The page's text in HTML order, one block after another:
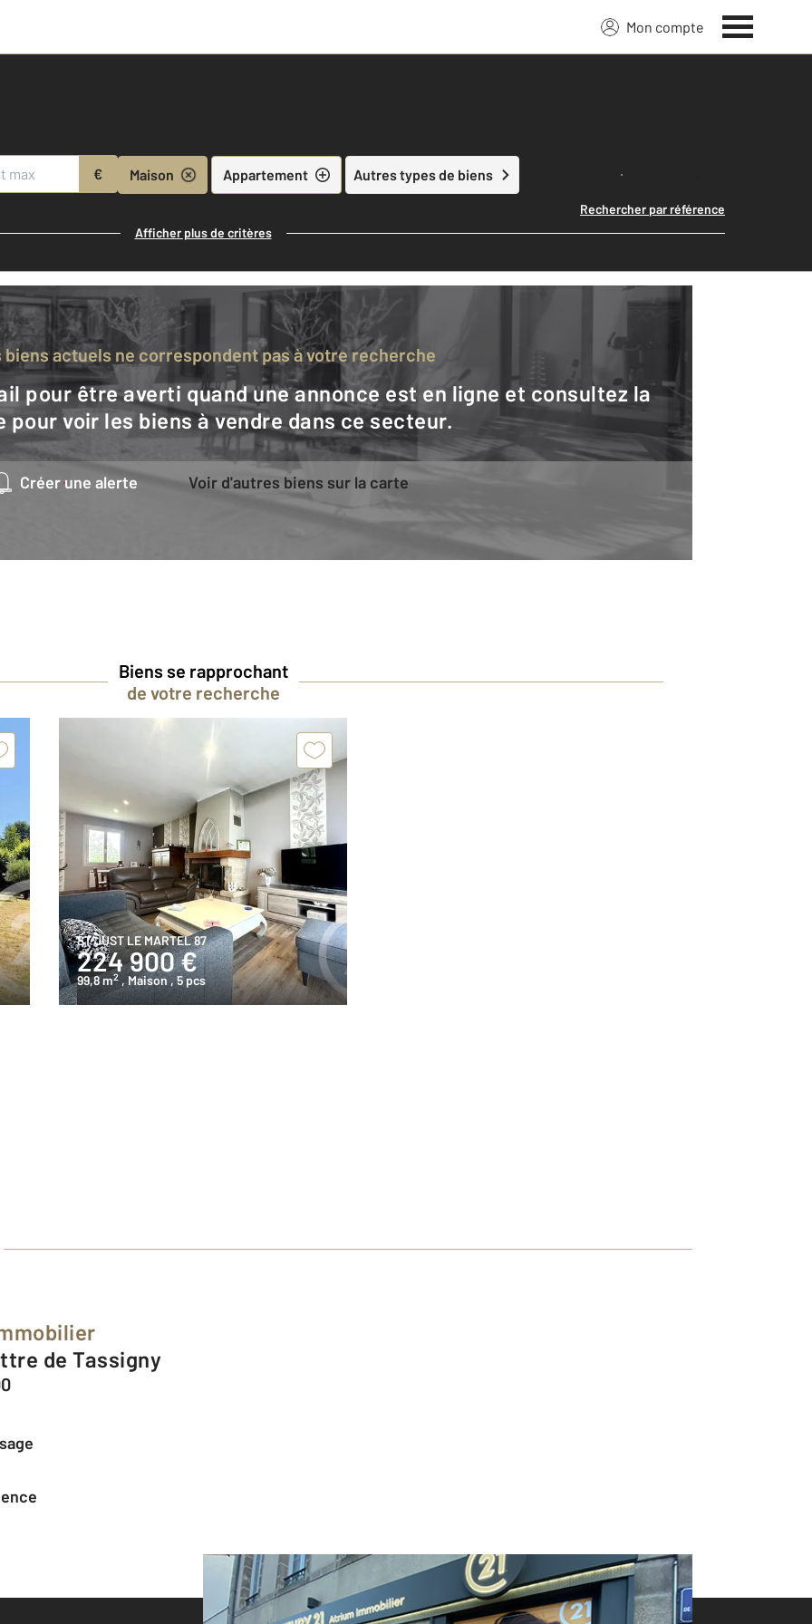
Mon compte
€ Maison Appartement Autres types de biens Lancer ma recherche
Rechercher par référence
Afficher plus de critères
biens actuels ne correspondent pas à votre recherche
pour voir les biens à vendre dans ce secteur.
Créer une alerte Voir d'autres biens sur la carte
Biens se rapprochant
de votre recherche
ST JUST LE MARTEL 87
224 900 €
99,8 m2 , Maison , 5 pcs
de Tassigny